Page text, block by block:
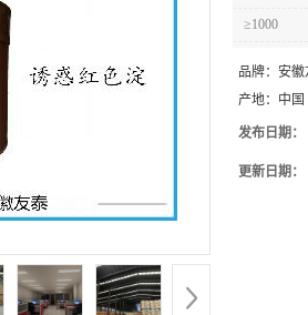
≥1000
品牌： 安徽
产地： 中国
发布日期：
更新日期：